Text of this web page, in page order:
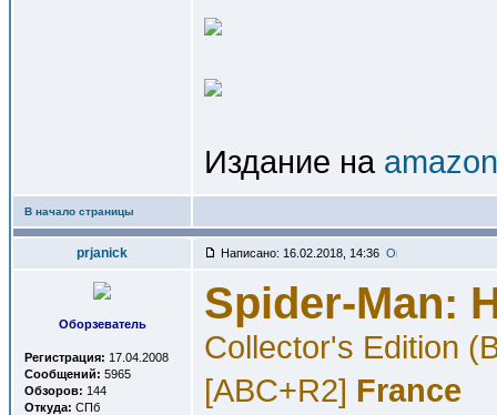
Издание на
В начало страницы
prjanick Написано: 16.02.2018, 14:36
Оборзеватель
Регистрация: 17.04.2008
Сообщений: 5965
Обзоров: 144
Откуда: СПб
Spider-Man:
Collector's Edition
[ABC+R2] France